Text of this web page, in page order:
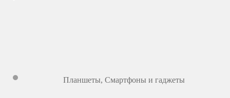
Планшеты, Смартфоны и гаджеты